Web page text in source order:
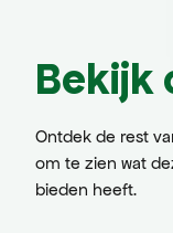
Bekijk
Ontdek de rest
om te zien wat
bieden heeft.